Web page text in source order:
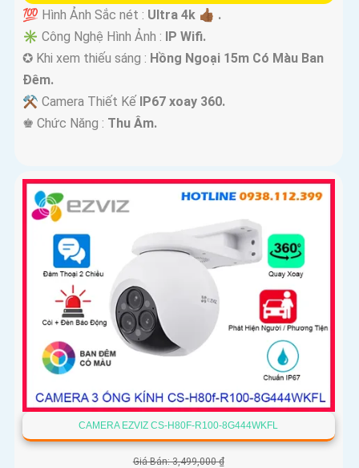
💯 Hình Ảnh Sắc nét : Ultra 4k 👍🏾 .
✳️ Công Nghệ Hình Ảnh :
IP Wifi.
✪ Khi xem thiếu sáng : Hồng Ngoại 15m Có Màu Ban
Ðêm.
⚒ Camera Thiết Kế
IP67 xoay 360.
️♚ Chức Năng : Thu Âm.
CAMERA EZVIZ CS-H80F-R100-8G444WKFL
Giá Bán: 3,499,000 ₫